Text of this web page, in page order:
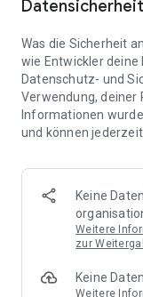
📱 Immer dabei: Deine Einkaufsliste ist jederzeit auf deinem
🤝 Teilen leicht
Einkauf gemeinsam.
🍳 Zutaten direkt
Zutaten von Rezept-
🚀 DEINE VORTEILE
* Nie wieder
* Kein Chaos mehr
* Bessere
* Perfekt für die
Datensicherheit
Was die Sicherheit
wie Entwickler deine
Datenschutz- und
Verwendung, deiner
Informationen
und können
Keine
Weitere
zur
Keine
Weitere